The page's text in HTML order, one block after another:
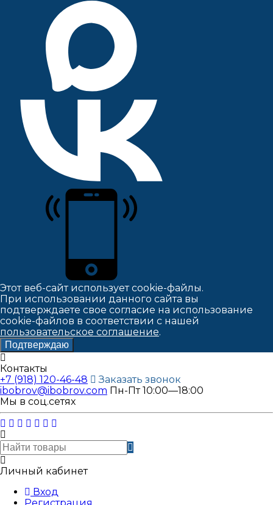
Этот веб-сайт использует cookie-файлы.
При использовании данного сайта вы
подтверждаете свое согласие на использование
cookie-файлов в соответствии с нашей
пользовательское соглашение.
Подтверждаю
Контакты
+7 (918) 120-46-48
Заказать звонок
ibobrov@ibobrov.com Пн-Пт 10:00—18:00
Мы в соц.сетях
Личный кабинет
Вход